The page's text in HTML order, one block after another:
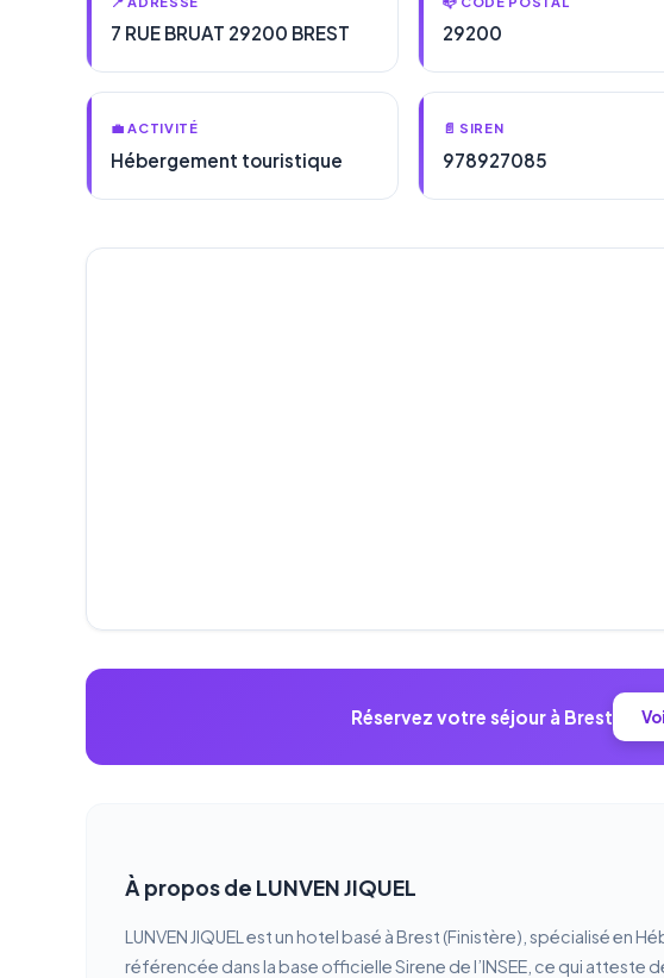
7 RUE BRUAT 29200 BREST 29200
💼 ACTIVITÉ
Hébergement touristique
📄 SIREN
978927085
Réservez votre séjour à Brest
À propos de LUNVEN JIQUEL
LUNVEN JIQUEL est un hotel basé à Brest (Finistère), spécialisé
référencée dans la base officielle Sirene de l’INSEE, ce qui atteste